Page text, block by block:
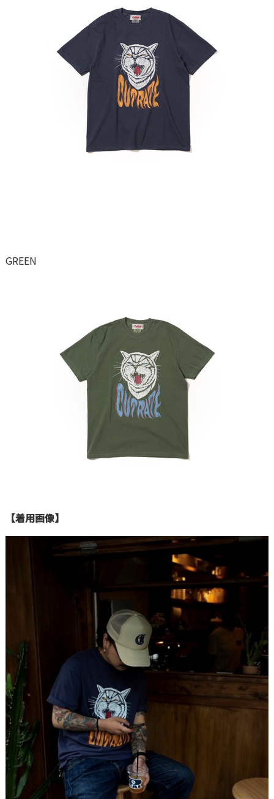
GREEN
【着用画像】